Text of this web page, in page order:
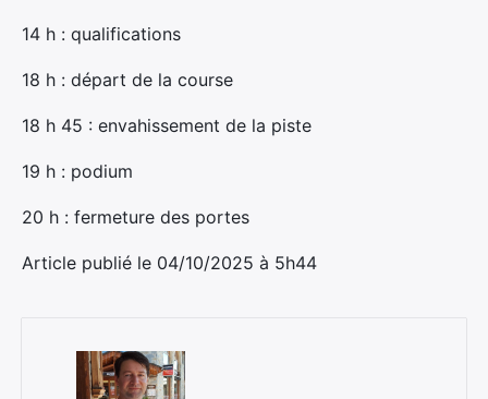
14 h : qualifications
18 h : départ de la course
18 h 45 : envahissement de la piste
19 h : podium
20 h : fermeture des portes
Article publié le 04/10/2025 à 5h44